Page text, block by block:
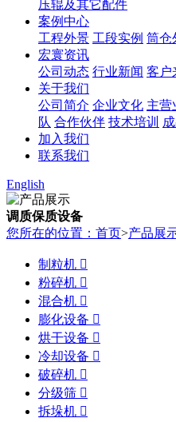
压辊及其它配件
案例中心
工程外景 工段实例 筒仓
宏寰资讯
公司动态 行业新闻 客户
关于我们
公司简介 企业文化 主营
队 合作伙伴 技术培训
加入我们
联系我们
English
调质保质设备
您所在的位置：首页>产品展
制粒机 
粉碎机 
混合机 
膨化设备 
烘干设备 
冷却设备 
破碎机 
分级筛 
拆垛机 